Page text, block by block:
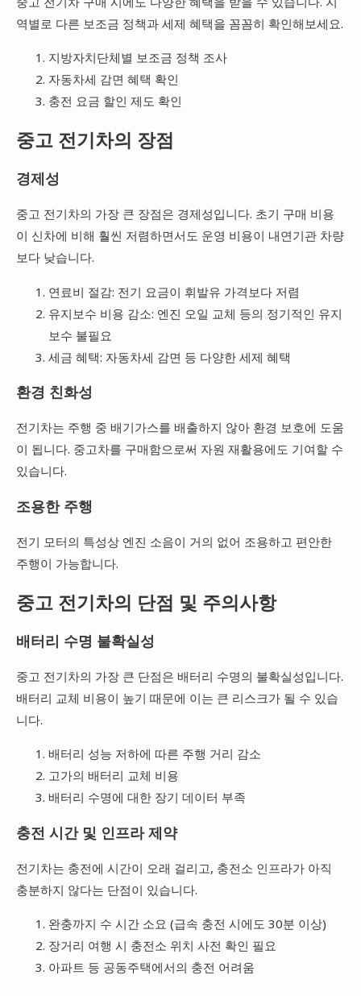
역별로 다른 보조금 정책과 세제 혜택을 꼼꼼히 확인해보세요.
지방자치단체별 보조금 정책 조사
자동차세 감면 혜택 확인
충전 요금 할인 제도 확인
중고 전기차의 장점
경제성
중고 전기차의 가장 큰 장점은 경제성입니다. 초기 구매 비용
이 신차에 비해 훨씬 저렴하면서도 운영 비용이 내연기관 차량
보다 낮습니다.
연료비 절감: 전기 요금이 휘발유 가격보다 저렴
유지보수 비용 감소: 엔진 오일 교체 등의 정기적인 유지
보수 불필요
세금 혜택: 자동차세 감면 등 다양한 세제 혜택
환경 친화성
전기차는 주행 중 배기가스를 배출하지 않아 환경 보호에 도움
이 됩니다. 중고차를 구매함으로써 자원 재활용에도 기여할 수
있습니다.
조용한 주행
전기 모터의 특성상 엔진 소음이 거의 없어 조용하고 편안한
주행이 가능합니다.
중고 전기차의 단점 및 주의사항
배터리 수명 불확실성
중고 전기차의 가장 큰 단점은 배터리 수명의 불확실성입니다.
배터리 교체 비용이 높기 때문에 이는 큰 리스크가 될 수 있습
니다.
배터리 성능 저하에 따른 주행 거리 감소
고가의 배터리 교체 비용
배터리 수명에 대한 장기 데이터 부족
충전 시간 및 인프라 제약
전기차는 충전에 시간이 오래 걸리고, 충전소 인프라가 아직
충분하지 않다는 단점이 있습니다.
완충까지 수 시간 소요 (급속 충전 시에도 30분 이상)
장거리 여행 시 충전소 위치 사전 확인 필요
아파트 등 공동주택에서의 충전 어려움